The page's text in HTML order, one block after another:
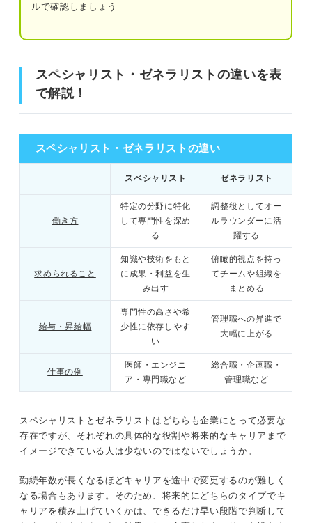
にくい
実態も把握しよう！ 給与が上がりやすいのはスペ
持っている知識を常にアップデートする
スペシャリストを支えることも意識する
決めかねる人必見！ スペシャリストとゼネラリス
スペシャリストとゼネラリストのキャリアは大きく
ルで確認しましょう
スペシャリスト・ゼネラリストの違いを表
で解説！
スペシャリスト ゼネラリスト
働き方
特定の分野に特化
して専門性を深め
る
調整役としてオー
ルラウンダーに活
躍する
求められること
知識や技術をもと
に成果・利益を生
み出す
俯瞰的視点を持っ
てチームや組織を
まとめる
給与・昇給幅
専門性の高さや希
少性に依存しやす
い
管理職への昇進で
大幅に上がる
仕事の例
医師・エンジニ
ア・専門職など
総合職・企画職・
管理職など
スペシャリスト・ゼネラリストの違い
スペシャリストとゼネラリストはどちらも企業にとって必要な
存在ですが、それぞれの具体的な役割や将来的なキャリアまで
イメージできている人は少ないのではないでしょうか。
勤続年数が長くなるほどキャリアを途中で変更するのが難しく
なる場合もあります。そのため、将来的にどちらのタイプでキ
ャリアを積み上げていくかは、できるだけ早い段階で判断して
専門性が高い分の大変さとは？ スペシャリストとして働
メリット②：即戦力として評価されやすい
デメリット②：キャリアチェンジが難しい可能性がある
リット・デメリット
メリット①：早く出世できる可能性がある
メリット②：さまざまな人とかかわりながら仕事ができる
デメリット①：器用貧乏になりやすい
デメリット②：転職で具体的な強みを伝えにくい
実態も把握しよう！ 給与が上がりやすいのはスペシャリ
スト？ ゼネラリスト？
スペシャリストには負けない！ ゼネラリストが今後も活
躍するために必要なこと
持っている知識を常にアップデートする